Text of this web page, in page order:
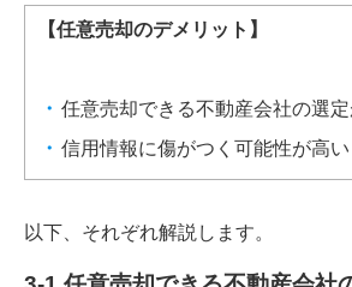
【任意売却のデメリット】
任意売却できる不動産会社の選
信用情報に傷がつく可能性が高い
以下、それぞれ解説します。